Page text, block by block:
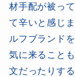
材手配が被っ
て辛いと感じ
ルフブランド
気に来ること
文だったりす